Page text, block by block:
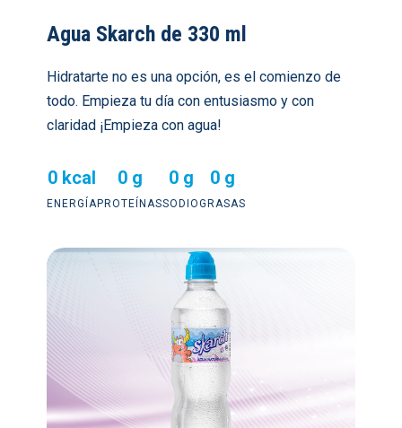
Agua Skarch de 330 ml
Hidratarte no es una opción, es el comienzo de
todo. Empieza tu día con entusiasmo y con
claridad ¡Empieza con agua!
0 kcal
ENERGÍA
0 g
PROTEÍNAS
0 g
SODIO
0 g
GRASAS